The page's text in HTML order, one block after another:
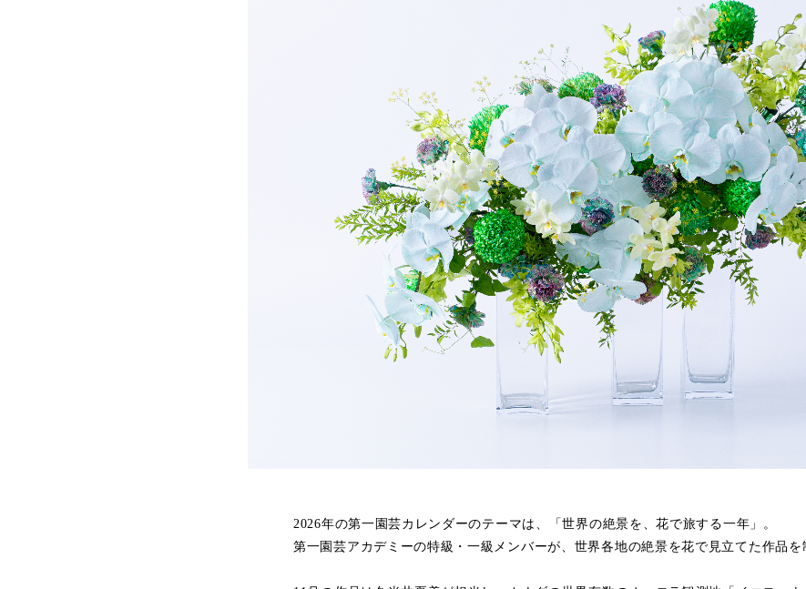
2026年の第一園芸カレンダーのテーマは、「世界の絶景を、花で旅する一年」。
第一園芸アカデミーの特級・一級メンバーが、世界各地の絶景を花で見立てた作品を